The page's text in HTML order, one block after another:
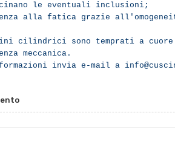
le eventuali inclusioni;
alla fatica grazie
cilindrici sono temprati a cuore e
meccanica.
invia e-mail a